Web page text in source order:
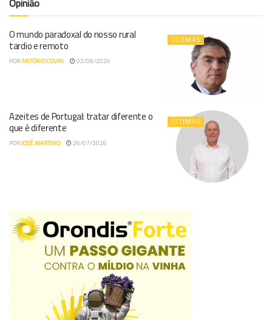
Opinião
ÚLTIMAS
O mundo paradoxal do nosso rural
tardio e remoto
PORANTÓNIO COVAS 02/08/2026
ÚLTIMAS
Azeites de Portugal: tratar diferente o
que é diferente
PORJOSÉ MARTINO 26/07/2026